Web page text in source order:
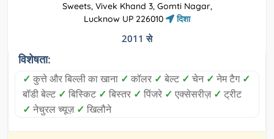
Sweets, Vivek Khand 3, Gomti Nagar,
Lucknow UP 226010
दिशा
2011 से
विशेषता:
✓ कुत्ते और बिल्ली का खाना ✓ कॉलर ✓ बेल्ट ✓ चेन ✓ नेम टैग ✓
बॉडी बेल्ट ✓ बिस्किट ✓ बिस्तर ✓ पिंजरे ✓ एक्सेसरीज़ ✓ ट्रीट
✓ नेचुरल च्यूज़ ✓ खिलौने